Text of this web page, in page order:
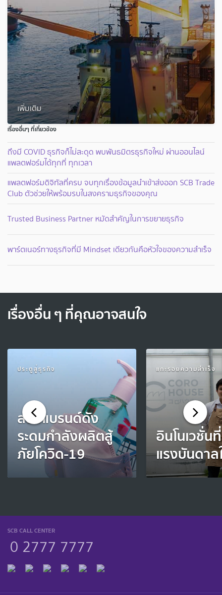
เพิ่มเติม
เรื่องอื่นๆ ที่เกี่ยวข้อง
ถึงมี COVID ธุรกิจก็ไม่สะดุด พบพันธมิตรธุรกิจใหม่ ผ่านออนไลน์
แพลตฟอร์มได้ทุกที่ ทุกเวลา
แพลตฟอร์มดิจิทัลที่ครบ จบทุกเรื่องข้อมูลนำเข้าส่งออก SCB Trade
Club ตัวช่วยให้พร้อมรบในสงครามธุรกิจของคุณ
Trusted Business Partner หมัดสำคัญในการขยายธุรกิจ
พาร์ตเนอร์ทางธุรกิจที่มี Mindset เดียวกันคือหัวใจของความสำเร็จ
เรื่องอื่น ๆ ที่คุณอาจสนใจ
ประตูสู่ธุรกิจ
ส่องแบรนด์ดัง
ระดมกำลังผลิตสู้
ภัยโควิด-19
แกะรอยความสำเร็จ
อินโนเวชั่น
แรงบันดาล
SCB CALL CENTER
0 2777 7777